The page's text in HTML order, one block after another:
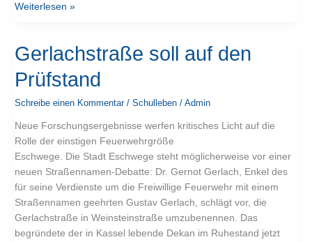
Weiterlesen »
Gerlachstraße soll auf den
Prüfstand
Schreibe einen Kommentar /Schulleben /Admin
Neue Forschungsergebnisse werfen kritisches Licht auf die
Rolle der einstigen Feuerwehrgröße
Eschwege. Die Stadt Eschwege steht möglicherweise vor einer
neuen Straßennamen-Debatte: Dr. Gernot Gerlach, Enkel des
für seine Verdienste um die Freiwillige Feuerwehr mit einem
Straßennamen geehrten Gustav Gerlach, schlägt vor, die
Gerlachstraße in Weinsteinstraße umzubenennen. Das
begründete der in Kassel lebende Dekan im Ruhestand jetzt
Gerlachstraße
soll
auf
Prüfstand